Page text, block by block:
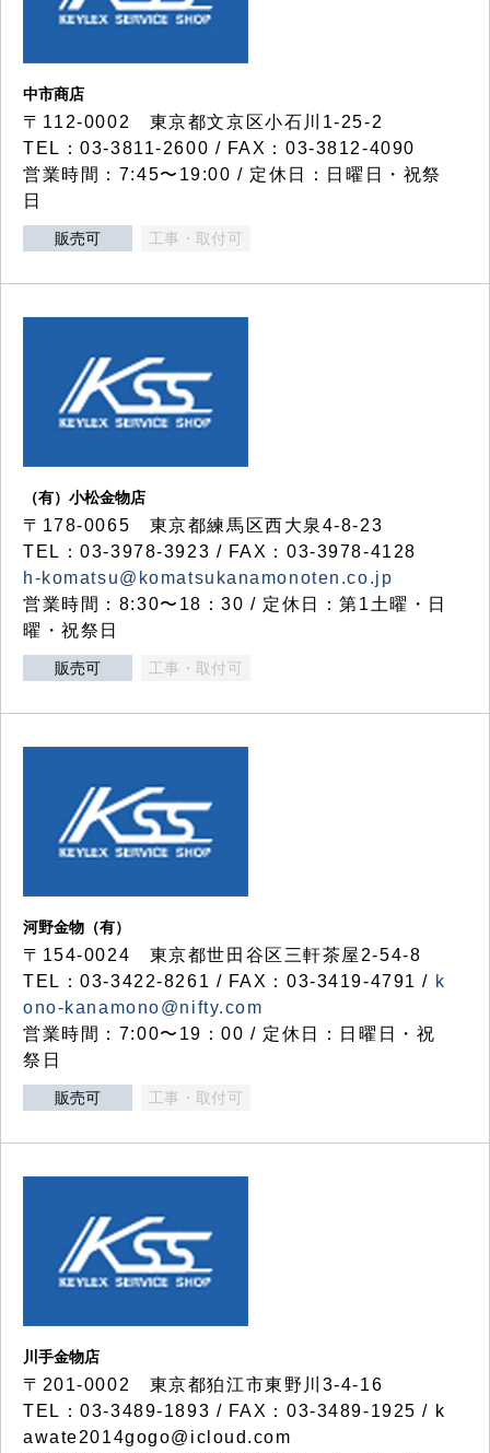
中市商店
〒112-0002 東京都文京区小石川1-25-2
TEL：03-3811-2600 / FAX：03-3812-4090
営業時間：7:45〜19:00 / 定休日：日曜日・祝祭
日
販売可 工事・取付可
（有）小松金物店
〒178-0065 東京都練馬区西大泉4-8-23
TEL：03-3978-3923 / FAX：03-3978-4128
h-komatsu@komatsukanamonoten.co.jp
営業時間：8:30〜18：30 / 定休日：第1土曜・日
曜・祝祭日
販売可 工事・取付可
河野金物（有）
〒154-0024 東京都世田谷区三軒茶屋2-54-8
TEL：03-3422-8261 / FAX：03-3419-4791 / k
ono-kanamono@nifty.com
営業時間：7:00〜19：00 / 定休日：日曜日・祝
祭日
販売可 工事・取付可
川手金物店
〒201-0002 東京都狛江市東野川3-4-16
TEL：03-3489-1893 / FAX：03-3489-1925 / k
awate2014gogo@icloud.com